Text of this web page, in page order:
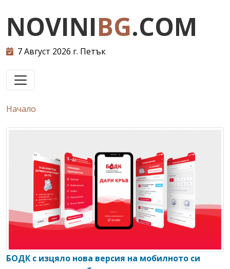
NOVINIBG.COM
7 Август 2026 г. Петък
Начало
БОДК с изцяло нова версия на мобилното си